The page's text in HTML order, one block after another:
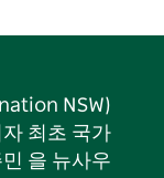
NSW)
최초 국가
을 뉴사우